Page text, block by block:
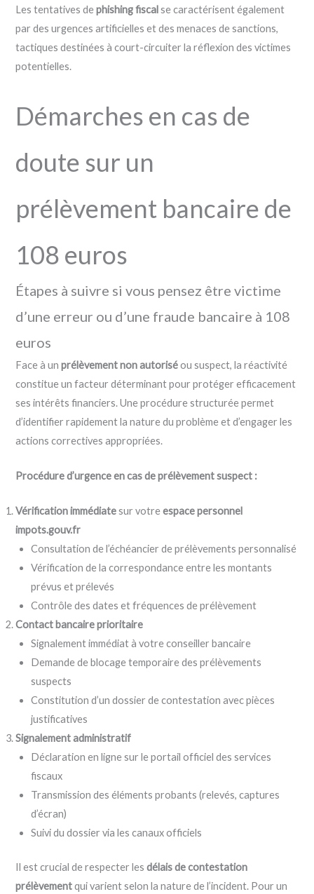
Les tentatives dephishing fiscalse caractérisent également
par des urgences artificielles et des menaces de sanctions,
tactiques destinées à court-circuiter la réflexion des victimes
potentielles.
Démarches en cas de
doute sur un
prélèvement bancaire de
108 euros
Étapes à suivre si vous pensez être victime
d’une erreur ou d’une fraude bancaire à 108
euros
Face à unprélèvement non autoriséou suspect, la réactivité
constitue un facteur déterminant pour protéger efficacement
ses intérêts financiers. Une procédure structurée permet
d’identifier rapidement la nature du problème et d’engager les
actions correctives appropriées.
Procédure d’urgence en cas de prélèvement suspect :
Vérification immédiatesur votreespace personnel
impots.gouv.fr
Consultation de l’échéancier de prélèvements personnalisé
Vérification de la correspondance entre les montants
prévus et prélevés
Contrôle des dates et fréquences de prélèvement
Contact bancaire prioritaire
Signalement immédiat à votre conseiller bancaire
Demande de blocage temporaire des prélèvements
suspects
Constitution d’un dossier de contestation avec pièces
justificatives
Signalement administratif
Déclaration en ligne sur le portail officiel des services
fiscaux
Transmission des éléments probants (relevés, captures
d’écran)
Suivi du dossier via les canaux officiels
Il est crucial de respecter lesdélais de contestation
prélèvementqui varient selon la nature de l’incident. Pour un